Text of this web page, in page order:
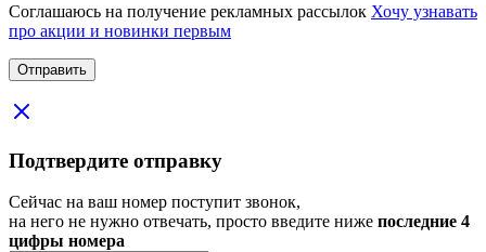
Соглашаюсь на получение рекламных рассылок Хочу узнавать
про акции и новинки первым
Подтвердите отправку
Сейчас на ваш номер поступит звонок,
на него не нужно отвечать, просто введите ниже последние 4
цифры номера